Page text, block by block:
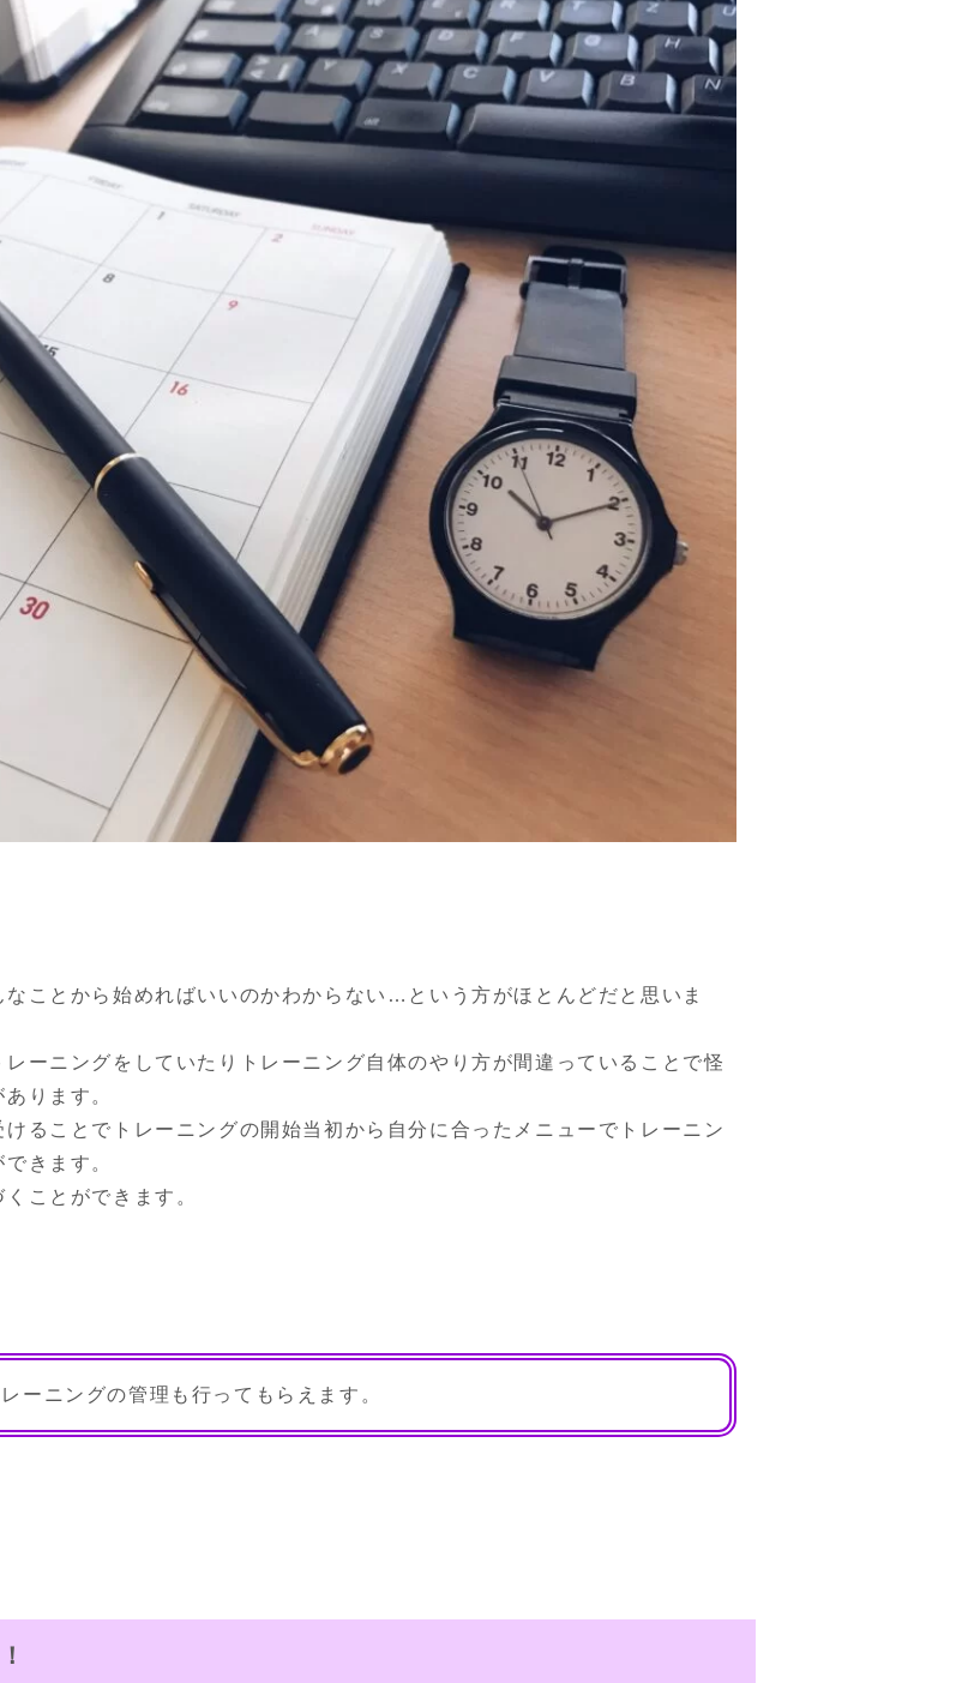
ことから始めればいいのかわからない…という方がほとんどだと思いま
ーニングをしていたりトレーニング自体のやり方が間違っていることで怪
ります。
ることでトレーニングの開始当初から自分に合ったメニューでトレーニン
きます。
ことができます。
ーニングの管理も行ってもらえます。